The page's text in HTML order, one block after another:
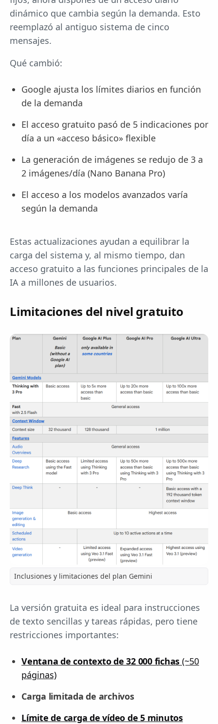
dinámico que cambia según la demanda. Esto
reemplazó al antiguo sistema de cinco
mensajes.
Qué cambió:
Google ajusta los límites diarios en función
de la demanda
El acceso gratuito pasó de 5 indicaciones por
día a un «acceso básico» flexible
La generación de imágenes se redujo de 3 a
2 imágenes/día (Nano Banana Pro)
El acceso a los modelos avanzados varía
según la demanda
Estas actualizaciones ayudan a equilibrar la
carga del sistema y, al mismo tiempo, dan
acceso gratuito a las funciones principales de la
IA a millones de usuarios.
Limitaciones del nivel gratuito
Inclusiones y limitaciones del plan Gemini
La versión gratuita es ideal para instrucciones
de texto sencillas y tareas rápidas, pero tiene
restricciones importantes:
Ventana de contexto de 32 000 fichas (~50
páginas)
Carga limitada de archivos
Límite de carga de vídeo de 5 minutos